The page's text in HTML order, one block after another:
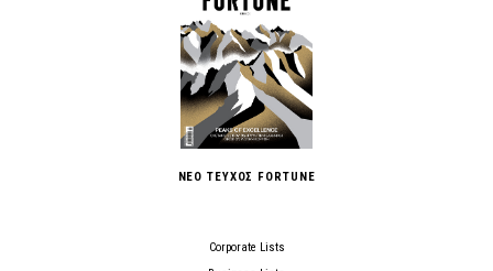
ΝΕΟ ΤΕΥΧΟΣ FORTUNE
Corporate Lists